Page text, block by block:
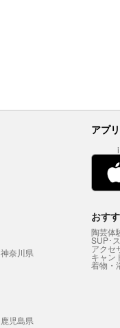
アプ
神奈川県
鹿児島県
おす
陶芸体
SUP･
アクセ
キャン
着物・